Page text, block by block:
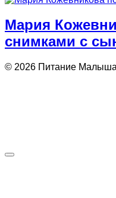
Мария
снимками с
© 2026 Питание Малыша